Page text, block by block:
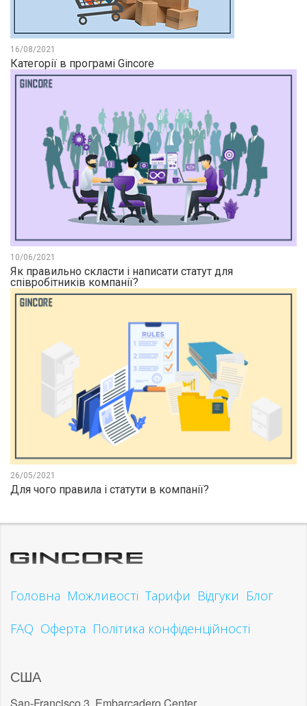
16/08/2021
Категорії в програмі Gincore
10/06/2021
Як правильно скласти і написати статут для
співробітників компанії?
26/05/2021
Для чого правила і статути в компанії?
Головна Можливості Тарифи Відгуки Блог
FAQ Оферта Політика конфіденційності
США